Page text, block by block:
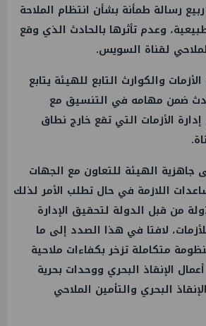
رسالة طمأنة بشأن انتظام الملاحة
وعدم تأثرها بالحادث الذي وقع
لقناة السويس.
والكوارث التابع للهيئة يتابع
ضمن مهامه في التنسيق مع
الأزمات التي تقع خارج نطاق
جاهزية الهيئة للتعاون مع الجهات
اللازمة في حال تطلب الأمر لذلك
من قبل الدولة لتحقيق الإدارة
لافتا في هذا الصدد إلى ما
متكاملة تزخر بكفاءات ملاحية
الإنقاذ البحري ووحدات بحرية
البحري والتأمين الملاحي